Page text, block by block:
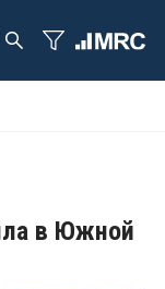
в Южной